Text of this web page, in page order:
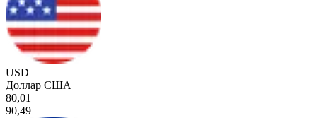
USD
Доллар США
80,01
90,49